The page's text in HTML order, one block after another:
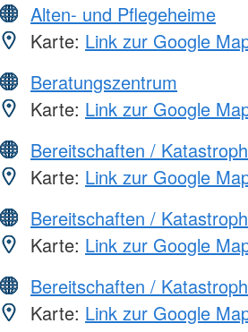
Alten- und Pflegeheime
Karte: Link zur Google
Beratungszentrum
Karte: Link zur Google
Bereitschaften /
Karte: Link zur Google
Bereitschaften /
Karte: Link zur Google
Bereitschaften /
Karte: Link zur Google